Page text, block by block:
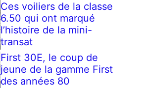
Ces voiliers de la classe
6.50 qui ont marqué
l’histoire de la mini-
transat
First 30E, le coup de
jeune de la gamme First
des années 80